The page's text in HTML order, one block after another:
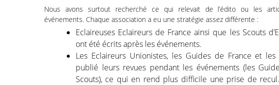
Nous avons surtout recherché ce qui relevait de l’édito ou les
événements. Chaque association a eu une stratégie assez différente :
Eclaireuses Eclaireurs de France ainsi que les Scouts
ont été écrits après les événements.
Les Eclaireurs Unionistes, les Guides de France et
publié leurs revues pendant les événements (les
Scouts), ce qui en rend plus difficile une prise de